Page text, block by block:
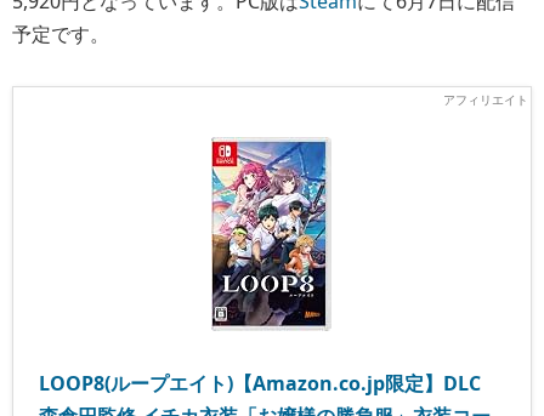
予定です。
LOOP8(ループエイト)【Amazon.co.jp限定】DLC